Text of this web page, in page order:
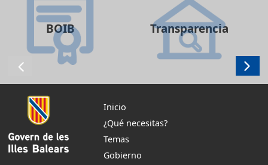
BOIB Transparencia
Inicio
¿Qué necesitas?
Temas
Gobierno